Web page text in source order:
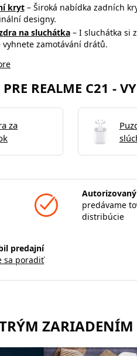
kryt– Široká nabídka zadních
designy.
na sluchátka– I sluchátka si
vyhnete zamotávání drátů.
REALME C21 -
za
predávame
distribúcie
predajní
sa poradiť